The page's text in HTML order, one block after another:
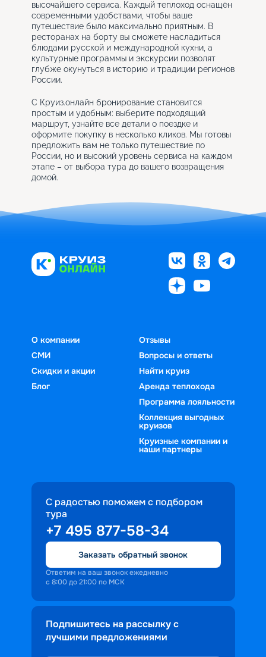
высочайшего сервиса. Каждый теплоход оснащён
современными удобствами, чтобы ваше
путешествие было максимально приятным. В
ресторанах на борту вы сможете насладиться
блюдами русской и международной кухни, а
культурные программы и экскурсии позволят
глубже окунуться в историю и традиции регионов
России.
С Круиз.онлайн бронирование становится
простым и удобным: выберите подходящий
маршрут, узнайте все детали о поездке и
оформите покупку в несколько кликов. Мы готовы
предложить вам не только путешествие по
России, но и высокий уровень сервиса на каждом
этапе – от выбора тура до вашего возвращения
домой.
О компании
СМИ
Скидки и акции
Блог
Отзывы
Вопросы и ответы
Найти круиз
Аренда теплохода
Программа лояльности
Коллекция выгодных
круизов
Круизные компании и
наши партнеры
С радостью поможем с подбором
тура
+7 495 877-58-34
Заказать обратный звонок
Ответим на ваш звонок ежедневно
с 8:00 до 21:00 по МСК
Подпишитесь на рассылку с
лучшими предложениями